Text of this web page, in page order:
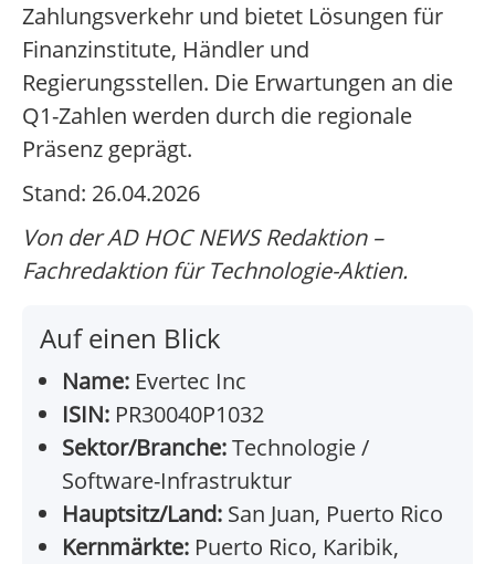
Zahlungsverkehr und bietet Lösungen für
Finanzinstitute, Händler und
Regierungsstellen. Die Erwartungen an die
Q1-Zahlen werden durch die regionale
Präsenz geprägt.
Stand: 26.04.2026
Von der AD HOC NEWS Redaktion –
Fachredaktion für Technologie-Aktien.
Auf einen Blick
Name: Evertec Inc
ISIN: PR30040P1032
Sektor/Branche:Technologie /
Software-Infrastruktur
Hauptsitz/Land: San Juan, Puerto Rico
Kernmärkte: Puerto Rico, Karibik,